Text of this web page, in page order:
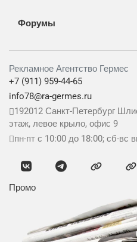
Форумы
Рекламное Агентство Гермес
+7 (911) 959-44-65
info78@ra-germes.ru
192012 Санкт-Петербург
этаж, левое крыло, офис 9
пн-пт с 10:00 до 18:00; сб-вс
Промо